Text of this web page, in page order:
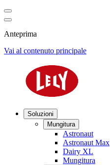
Anteprima
Vai al contenuto principale
Soluzioni
Mungitura
Astronaut
Astronaut Max
Dairy XL
Mungitura